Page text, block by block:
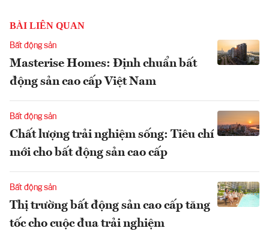
BÀI LIÊN QUAN
Bất động sản
Masterise Homes: Định chuẩn bất
động sản cao cấp Việt Nam
Bất động sản
Chất lượng trải nghiệm sống: Tiêu chí
mới cho bất động sản cao cấp
Bất động sản
Thị trường bất động sản cao cấp tăng
tốc cho cuộc đua trải nghiệm